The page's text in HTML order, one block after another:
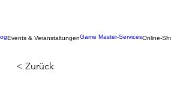
Events & VeranstaltungenGame Master-ServicesOnline-
< Zurück